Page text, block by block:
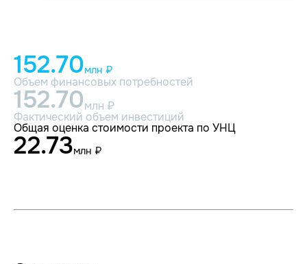
152.70млн ₽
Объем финансовых потребностей
152.70млн ₽
Фактический объем инвестиций
Общая оценка стоимости проекта по УНЦ
22.73млн ₽